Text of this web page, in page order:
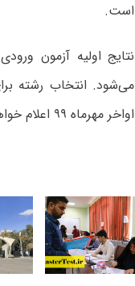
است.
می‌شود. انتخاب رشته
اواخر مهرماه ۹۹ اعلام خواهد شد.